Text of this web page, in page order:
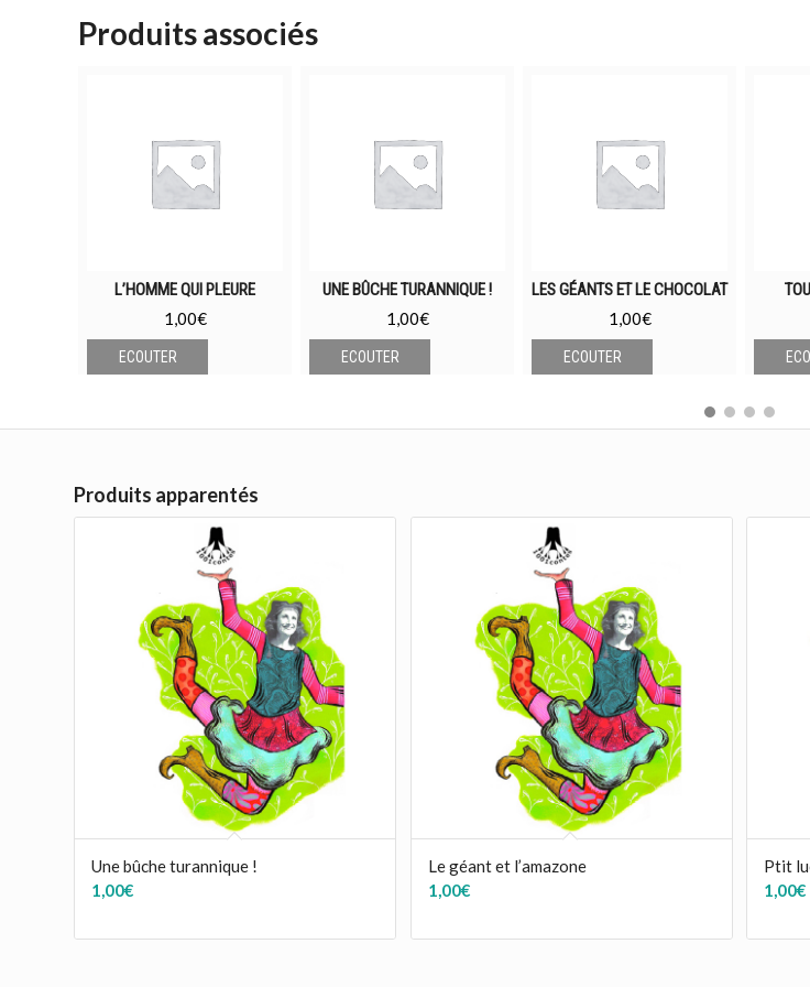
Produits associés
L’HOMME QUI PLEURE
1,00€
ECOUTER
UNE BÛCHE TURANNIQUE !
1,00€
ECOUTER
LES GÉANTS ET LE CHOCOLAT
1,00€
ECOUTER
Produits apparentés
Une bûche turannique !
1,00€
Le géant et l’amazone
1,00€
Ptit
1,00€